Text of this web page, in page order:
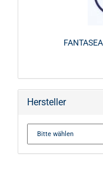
Hersteller